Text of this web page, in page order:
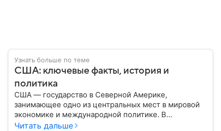
Узнать больше по теме
США: ключевые факты, история и
политика
США — государство в Северной Америке,
занимающее одно из центральных мест в мировой
экономике и международной политике. В
материале — основные сведения об этой стране.
Читать дальше